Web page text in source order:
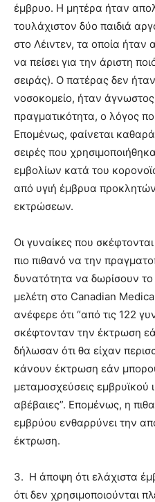
έμβρυο. Η μητέρα ήταν
τουλάχιστον δύο παιδιά
στο Λέιντεν, τα οποία ήταν
να πείσει για την άριστη
σειράς). Ο πατέρας δεν
νοσοκομείο, ήταν
πραγματικότητα, ο λόγος
Επομένως, φαίνεται καθαρά
σειρές που
εμβολίων κατά του
από υγιή έμβρυα
εκτρώσεων.
Οι γυναίκες που
πιο πιθανό να την
δυνατότητα να δωρίσουν
μελέτη στο Canadian
ανέφερε ότι “από τις 122
σκέφτονταν την έκτρωση
δήλωσαν ότι θα είχαν
κάνουν έκτρωση εάν
μεταμοσχεύσεις εμβρυϊκού
αβέβαιες”. Επομένως, η
εμβρύου ενθαρρύνει την
έκτρωση.
3. Η άποψη ότι ελάχιστα
ότι δεν χρησιμοποιούνται